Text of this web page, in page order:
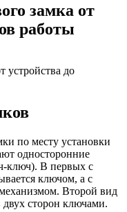
замка от
работы
по месту установки
односторонние
ключ). В первых с
ключом, а с
Второй вид
двух сторон ключами.